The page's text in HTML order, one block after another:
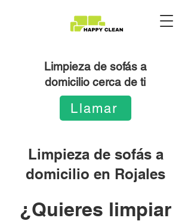
Limpieza de sofás a
domicilio cerca de ti
Llamar
Limpieza de sofás a
domicilio en Rojales
¿Quieres limpiar